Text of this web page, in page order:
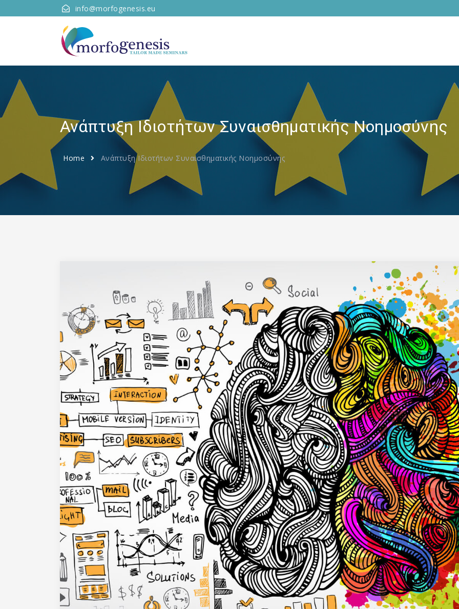
info@morfogenesis.eu
Ανάπτυξη Ιδιοτήτων Συναισθηματικής Νοημοσύνης
Home Ανάπτυξη Ιδιοτήτων Συναισθηματικής Νοημοσύνης